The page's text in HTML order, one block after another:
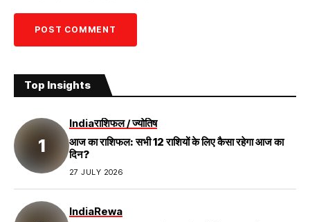
Top Insights
Indiaराशिफल / ज्योतिष
आज का राशिफल: सभी 12 राशियों के लिए कैसा रहेगा आज का
दिन?
27 JULY 2026
IndiaRewa